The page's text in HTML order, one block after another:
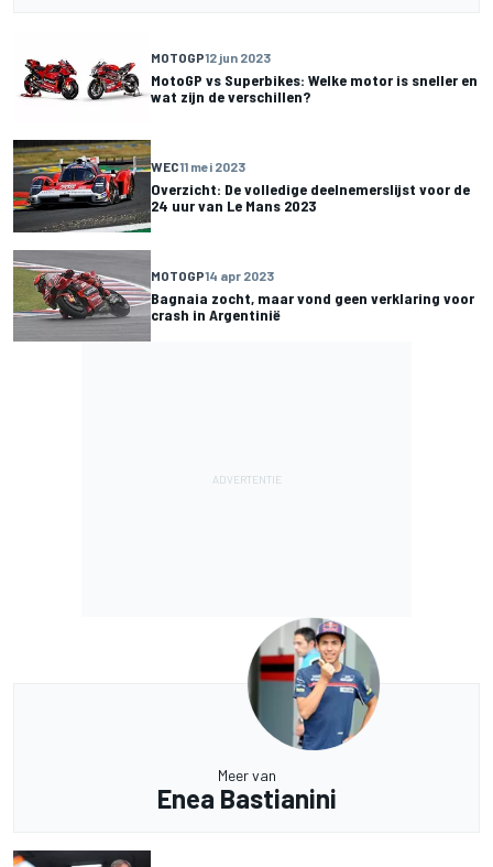
MOTOGP12 jun 2023
MotoGP vs Superbikes: Welke motor is sneller en
wat zijn de verschillen?
WEC11 mei 2023
Overzicht: De volledige deelnemerslijst voor de
24 uur van Le Mans 2023
MOTOGP14 apr 2023
Bagnaia zocht, maar vond geen verklaring voor
crash in Argentinië
Meer van
Enea Bastianini